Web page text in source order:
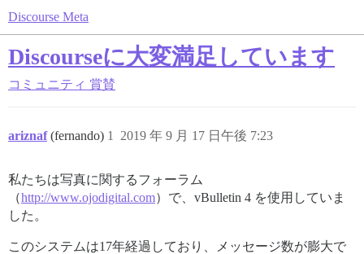
Discourse Meta
Discourseに大変満足しています
コミュニティ 賞賛
ariznaf (fernando) 2019 年 9 月 17 日午後 7:23
1
私たちは写真に関するフォーラム
（http://www.ojodigital.com）で、vBulletin 4 を使用していま
した。
このシステムは17年経過しており、メッセージ数が膨大で